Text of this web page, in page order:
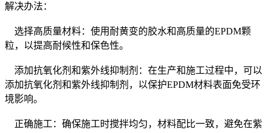
解决办法：
选择高质量材料：使用耐黄变的胶水和高质量的EPDM颗
粒，以提高耐候性和保色性。
添加抗氧化剂和紫外线抑制剂：在生产和施工过程中，可以
添加抗氧化剂和紫外线抑制剂，以保护EPDM材料表面免受环
境影响。
正确施工：确保施工时搅拌均匀，材料配比一致，避免在紫